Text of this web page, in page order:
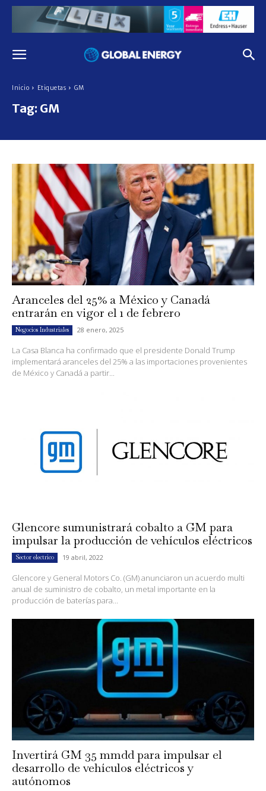
Inicio Etiquetas GM
Tag: GM
Aranceles del 25% a México y Canadá
entrarán en vigor el 1 de febrero
Negocios Industriales 28 enero, 2025
La Casa Blanca ha confirmado que el presidente Donald Trump
implementará aranceles del 25% a las importaciones provenientes
de México y Canadá a partir...
Glencore sumunistrará cobalto a GM para
impulsar la producción de vehículos eléctricos
Sector electrico 19 abril, 2022
Glencore y General Motors Co. (GM) anunciaron un acuerdo multi
anual de suministro de cobalto, un metal importante en la
producción de baterías para...
Invertirá GM 35 mmdd para impulsar el
desarrollo de vehículos eléctricos y
autónomos